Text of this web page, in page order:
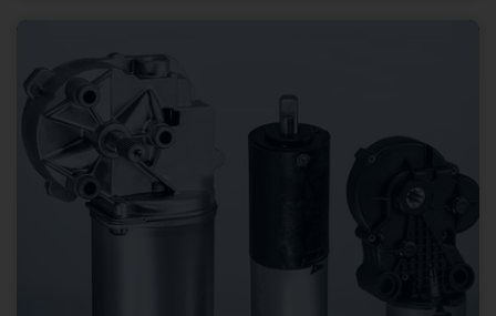
Die zertifizierte Auftragsfertigung unterstützt
Unternehmen bei der Agilität und Innovation während
Risiken und Kosten sinken. Die Kombination aus
Flexibilität, Qualität, Compliance und Liefer­sicherheit
macht Contract Manufacturing zu einem strategischen
Asset und schafft Zeit für Ihre Kernkompetenzen.